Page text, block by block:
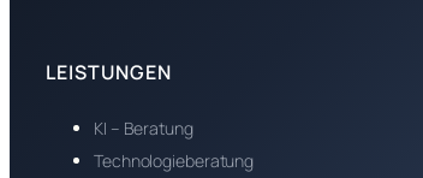
LEISTUNGEN
KI – Beratung
Technologieberatung